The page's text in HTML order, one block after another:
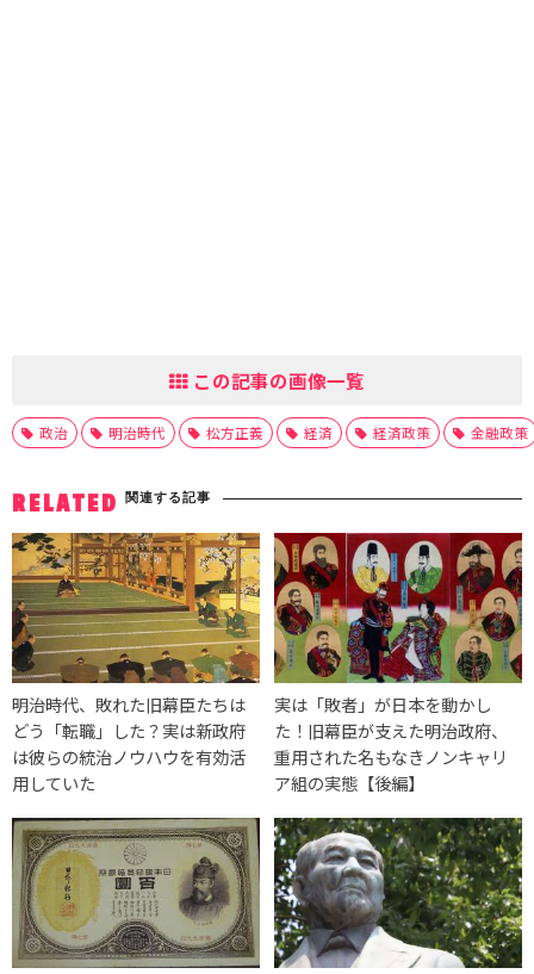
この記事の画像一覧
政治 明治時代 松方正義 経済 経済政策 金融政策
RELATED 関連する記事
明治時代、敗れた旧幕臣たちは
どう「転職」した？実は新政府
は彼らの統治ノウハウを有効活
用していた
実は「敗者」が日本を動かし
た！旧幕臣が支えた明治政府、
重用された名もなきノンキャリ
ア組の実態【後編】